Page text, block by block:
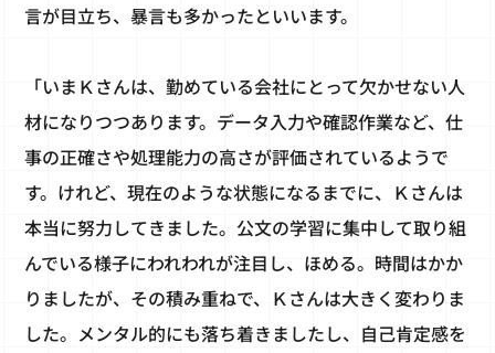
言が目立ち、暴言も多かったといいます。
「いまＫさんは、勤めている会社にとって欠かせない人
材になりつつあります。データ入力や確認作業など、仕
事の正確さや処理能力の高さが評価されているようで
す。けれど、現在のような状態になるまでに、Ｋさんは
本当に努力してきました。公文の学習に集中して取り組
んでいる様子にわれわれが注目し、ほめる。時間はかか
りましたが、その積み重ねで、Ｋさんは大きく変わりま
した。メンタル的にも落ち着きましたし、自己肯定感を